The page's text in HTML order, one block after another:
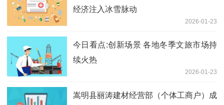
经济注入冰雪脉动
2026-01-23
今日看点:创新场景 各地冬季文旅市场持
续火热
2026-01-23
嵩明县丽涛建材经营部（个体工商户）成